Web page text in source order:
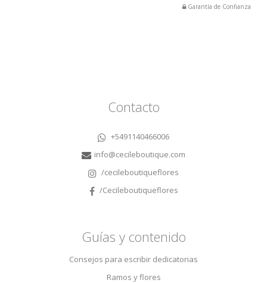
Garantía de Confianza
Contacto
+5491140466006
info@cecileboutique.com
/cecileboutiqueflores
/Cecileboutiqueflores
Guías y contenido
Consejos para escribir dedicatorias
Ramos y flores